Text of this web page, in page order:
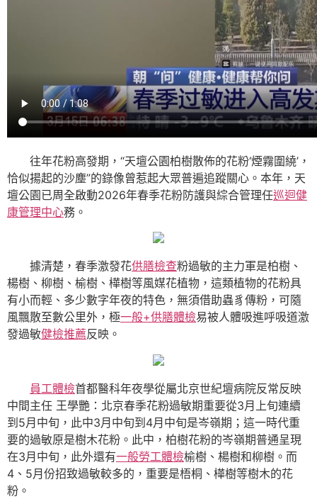
往年花粉高發期，“天壇公園柏樹散佈的花粉‘煙霧圍繞’，
恰似揚起的沙塵”的錄像曾惹起大眾普遍追蹤關心。本年，天
壇公園已周全啟動2026年春季花粉防護與綜合管理任巡迴健
康管理中心務。
據清楚，春季激發花供膳檢查粉過敏的主力軍是柏樹、
楊樹、柳樹、榆樹、樺樹等風媒花植物，這類植物的花粉具
有小而輕、多少數字年夜的特色，無須借助蟲豸傳粉，可隨
風飄散至數公里外，極一般+供膳體檢易被人體吸進呼吸道激
發過敏健檢推薦反映。
員工體檢首都醫科年夜學從屬北京世紀壇病院反常反映
中間主任 王學艷：北京春季花粉過敏期重要從3月上旬連續
到5月中旬，此中3月中旬到4月中旬是岑嶺期；這一時代重
要的過敏原是樹木花粉。此中，柏樹花粉的岑嶺期普通呈現
在3月中旬，此外還有一般勞工體檢榆樹、楊樹和柳樹。而
4、5月份招致過敏較多的，重要是梧桐、樺樹等樹木的花
粉。